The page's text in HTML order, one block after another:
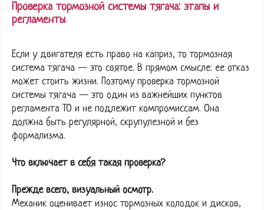
Проверка тормозной системы тягача: этапы и
регламенты
Если у двигателя есть право на каприз, то тормозная
система тягача — это святое. В прямом смысле: ее отказ
может стоить жизни. Поэтому проверка тормозной
системы тягача — это один из важнейших пунктов
регламента ТО и не подлежит компромиссам. Она
должна быть регулярной, скрупулезной и без
формализма.
Что включает в себя такая проверка?
Прежде всего, визуальный осмотр.
Механик оценивает износ тормозных колодок и дисков,